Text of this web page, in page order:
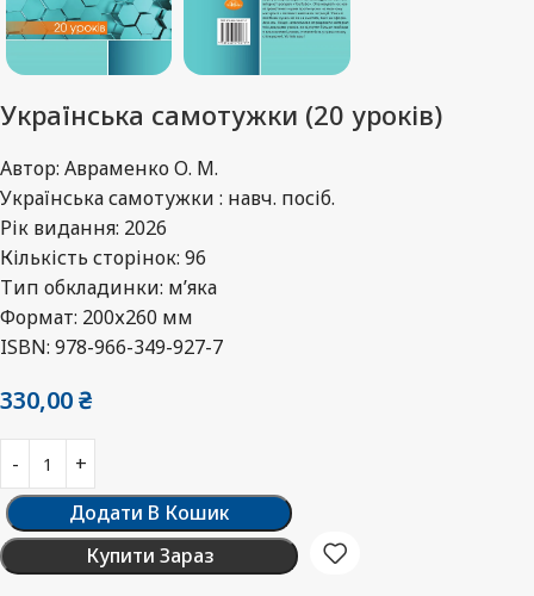
Українська самотужки (20 уроків)
Автор: Авраменко О. М.
Українська самотужки : навч. посіб.
Рік видання: 2026
Кількість сторінок: 96
Тип обкладинки: м’яка
Формат: 200х260 мм
ISBN: 978-966-349-927-7
330,00₴
Додати В Кошик
Купити Зараз